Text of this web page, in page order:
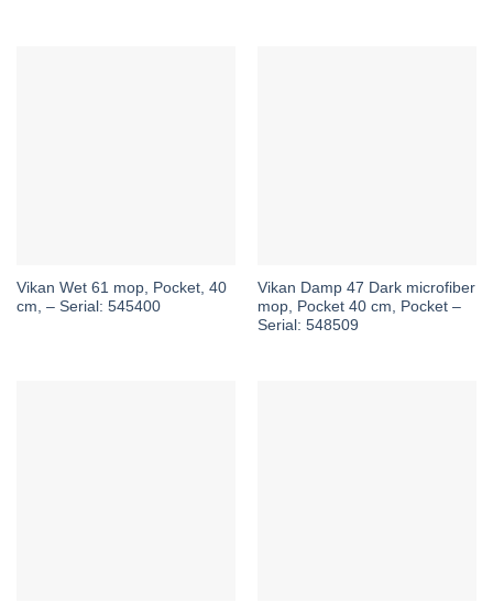
Vikan Wet 61 mop, Pocket, 40
cm, – Serial: 545400
Vikan Damp 47 Dark microfiber
mop, Pocket 40 cm, Pocket –
Serial: 548509